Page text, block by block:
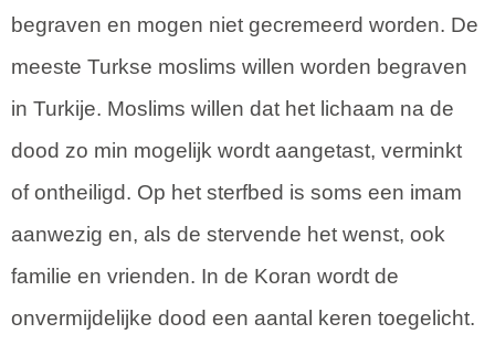
begraven en mogen niet gecremeerd worden. De
meeste Turkse moslims willen worden begraven
in Turkije. Moslims willen dat het lichaam na de
dood zo min mogelijk wordt aangetast, verminkt
of ontheiligd. Op het sterfbed is soms een imam
aanwezig en, als de stervende het wenst, ook
familie en vrienden. In de Koran wordt de
onvermijdelijke dood een aantal keren toegelicht.